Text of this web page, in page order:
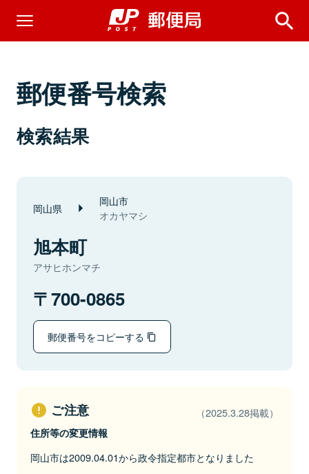
郵便番号検索
検索結果
岡山県 岡山市
オカヤマシ
旭本町
アサヒホンマチ
700-0865
郵便番号をコピーする
ご注意 （2025.3.28掲載）
住所等の変更情報
岡山市は2009.04.01から政令指定都市となりました